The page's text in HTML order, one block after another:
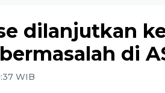
dilanjutkan
di
WIB